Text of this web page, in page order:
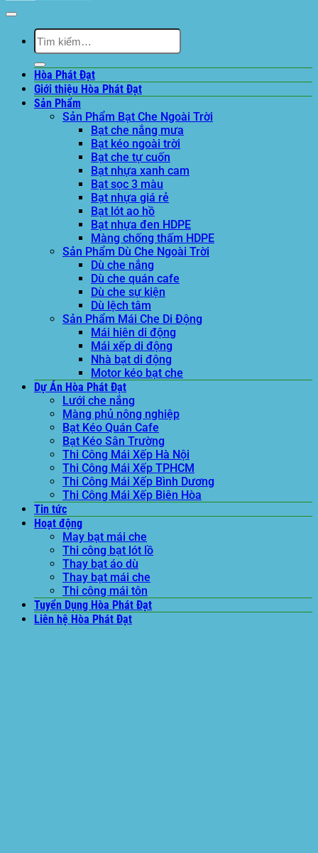
Tìm
kiếm:
Hòa Phát Đạt
Giới thiệu Hòa Phát Đạt
Sản Phẩm
Sản Phẩm Bạt Che Ngoài Trời
Bạt che nắng mưa
Bạt kéo ngoài trời
Bạt che tự cuốn
Bạt nhựa xanh cam
Bạt sọc 3 màu
Bạt nhựa giá rẻ
Bạt lót ao hồ
Bạt nhựa đen HDPE
Màng chống thấm HDPE
Sản Phẩm Dù Che Ngoài Trời
Dù che nắng
Dù che quán cafe
Dù che sự kiện
Dù lệch tâm
Sản Phẩm Mái Che Di Động
Mái hiên di động
Mái xếp di động
Nhà bạt di động
Motor kéo bạt che
Dự Án Hòa Phát Đạt
Lưới che nắng
Màng phủ nông nghiệp
Bạt Kéo Quán Cafe
Bạt Kéo Sân Trường
Thi Công Mái Xếp Hà Nội
Thi Công Mái Xếp TPHCM
Thi Công Mái Xếp Bình Dương
Thi Công Mái Xếp Biên Hòa
Tin tức
Hoạt động
May bạt mái che
Thi công bạt lót lồ
Thay bạt áo dù
Thay bạt mái che
Thi công mái tôn
Tuyển Dụng Hòa Phát Đạt
Liên hệ Hòa Phát Đạt